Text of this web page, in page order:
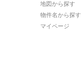
地図から探す
物件名から探す
マイページ